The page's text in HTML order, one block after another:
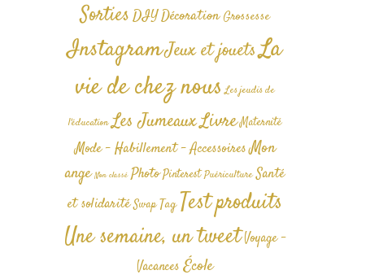
SortiesDIYDécoration Grossesse
InstagramJeux et jouetsLa
vie de chez nous Les jeudis de
l'éducation Les JumeauxLivre Maternité
Mode - Habillement - AccessoiresMon
ange Non classé Photo Pinterest Puériculture Santé
et solidarité Swap TagTest produits
Une semaine, un tweetVoyage -
Vacances École